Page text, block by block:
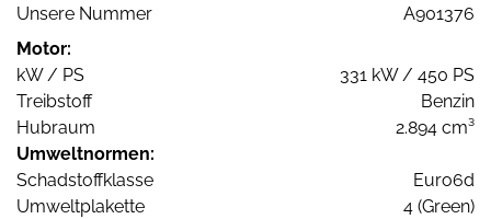
Unsere Nummer
A901376
Motor:
kW / PS
331 kW / 450 PS
Treibstoff
Benzin
Hubraum
2.894 cm³
Umweltnormen:
Schadstoffklasse
Euro6d
Umweltplakette
4 (Green)